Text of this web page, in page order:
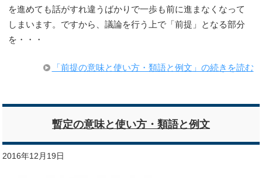
を進めても話がすれ違うばかりで一歩も前に進まなくなって
しまいます。ですから、議論を行う上で「前提」となる部分
を・・・
「前提の意味と使い方・類語と例文」の続きを読む
暫定の意味と使い方・類語と例文
2016年12月19日